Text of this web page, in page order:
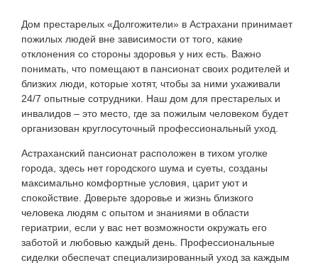
Дом престарелых «Долгожители» в Астрахани принимает
пожилых людей вне зависимости от того, какие
отклонения со стороны здоровья у них есть. Важно
понимать, что помещают в пансионат своих родителей и
близких люди, которые хотят, чтобы за ними ухаживали
24/7 опытные сотрудники. Наш дом для престарелых и
инвалидов – это место, где за пожилым человеком будет
организован круглосуточный профессиональный уход.
Астраханский пансионат расположен в тихом уголке
города, здесь нет городского шума и суеты, созданы
максимально комфортные условия, царит уют и
спокойствие. Доверьте здоровье и жизнь близкого
человека людям с опытом и знаниями в области
гериатрии, если у вас нет возможности окружать его
заботой и любовью каждый день. Профессиональные
сиделки обеспечат специализированный уход за каждым